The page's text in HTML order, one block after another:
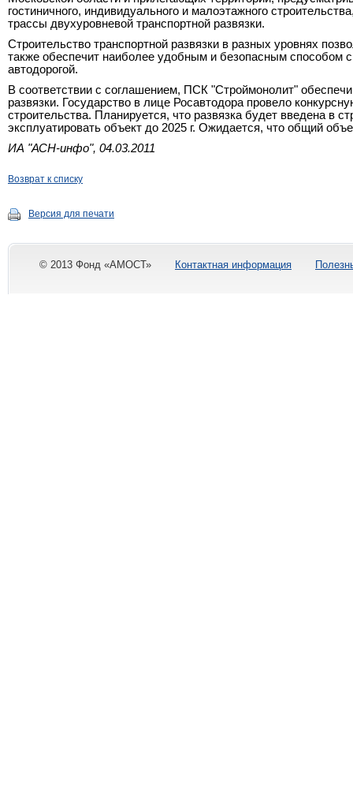
гостиничного, индивидуального и малоэтажного
трассы двухуровневой транспортной развязки.
Строительство транспортной развязки в разных уровнях
также обеспечит наиболее удобным и безопасным способом
автодорогой.
В соответствии с соглашением, ПСК "Строймонолит"
развязки. Государство в лице Росавтодора провело
строительства. Планируется, что развязка будет введена в
эксплуатировать объект до 2025 г. Ожидается, что общий
ИА "АСН-инфо", 04.03.2011
Возврат к списку
Версия для печати
© 2013 Фонд «АМОСТ» Контактная информация